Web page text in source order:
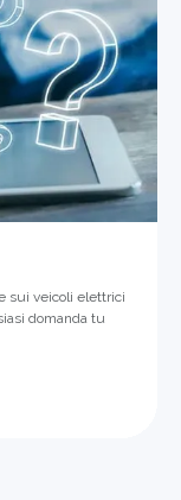
sui veicoli elettrici
domanda tu